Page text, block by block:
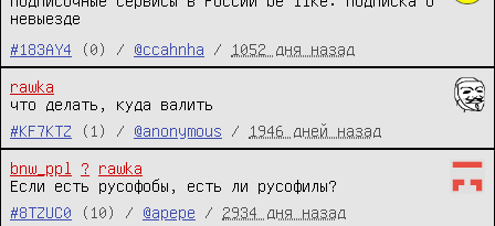
невыезде
#183AY4
(0) / @ccahnha / 1052 дня назад
rawka
что делать, куда валить
#KF7KTZ
(1) / @anonymous / 1946 дней назад
bnw_ppl ?
rawka
Если есть русофобы, есть ли русофилы?
#8TZUC0
(10) / @apepe / 2934 дня назад